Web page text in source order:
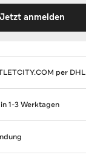
Jetzt anmelden
per DHL
1-3 Werktagen